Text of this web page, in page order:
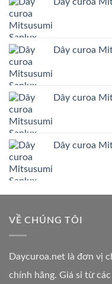
Dây curoa
Dây curoa
Dây curoa
VỀ CHÚNG TÔI
Daycuroa.net là đơn vị
chính hãng. Giá sỉ từ